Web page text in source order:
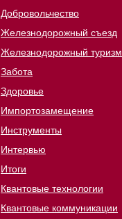
Добровольчество
Железнодорожный съезд
Железнодорожный туризм
Забота
Здоровье
Импортозамещение
Инструменты
Интервью
Итоги
Квантовые технологии
Квантовые коммуникации